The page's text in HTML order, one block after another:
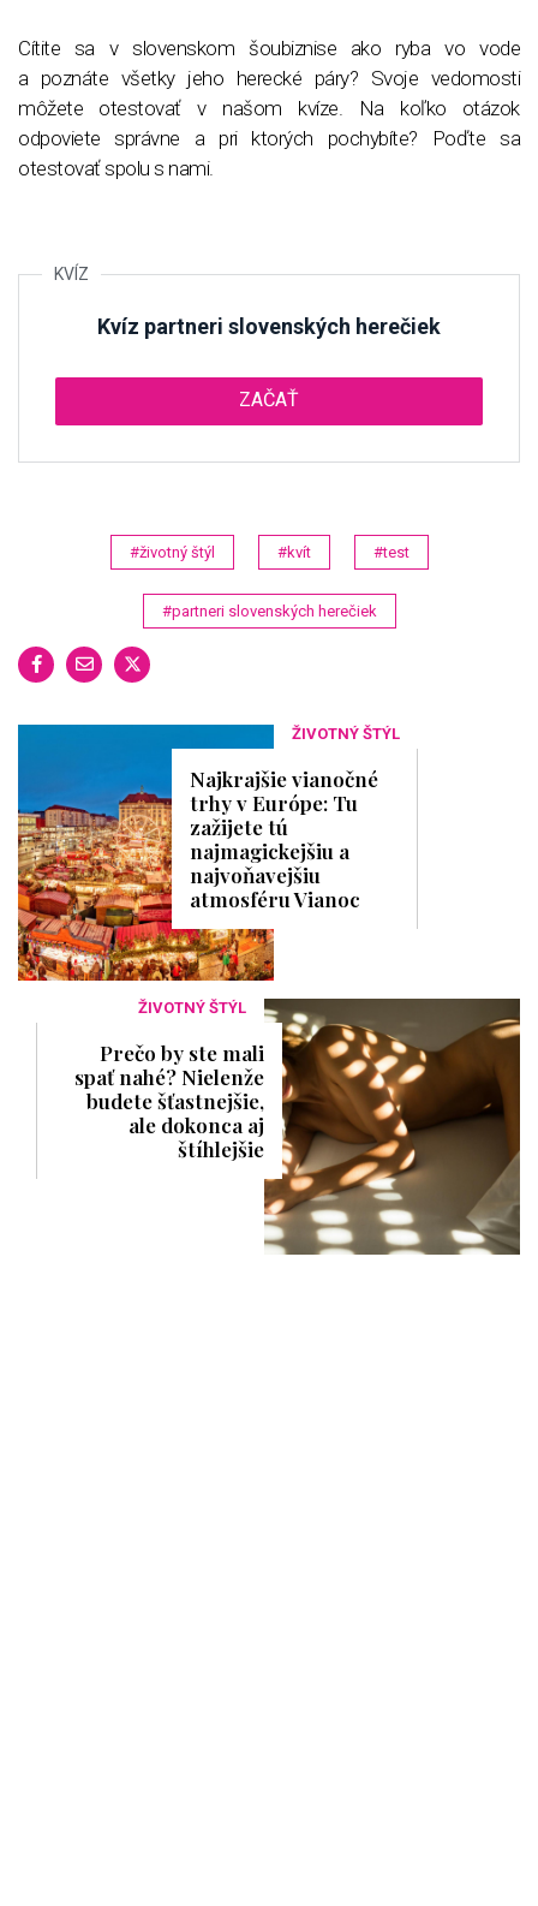
Cítite sa v slovenskom šoubiznise ako ryba vo vode
a poznáte všetky jeho herecké páry? Svoje vedomosti
môžete otestovať v našom kvíze. Na koľko otázok
odpoviete správne a pri ktorých pochybíte? Poďte sa
otestovať spolu s nami.
Kvíz partneri slovenských herečiek
ZAČAŤ
#životný štýl #kvít #test
#partneri slovenských herečiek
ŽIVOTNÝ ŠTÝL
Najkrajšie vianočné
trhy v Európe: Tu
zažijete tú
najmagickejšiu a
najvoňavejšiu
atmosféru Vianoc
ŽIVOTNÝ ŠTÝL
Prečo by ste mali
spať nahé? Nielenže
budete šťastnejšie,
ale dokonca aj
štíhlejšie